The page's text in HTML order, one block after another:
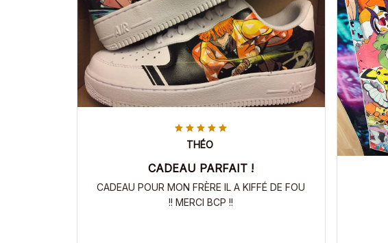
THÉO
CADEAU PARFAIT !
CADEAU POUR MON FRÈRE IL A KIFFÉ DE FOU
!! MERCI BCP !!